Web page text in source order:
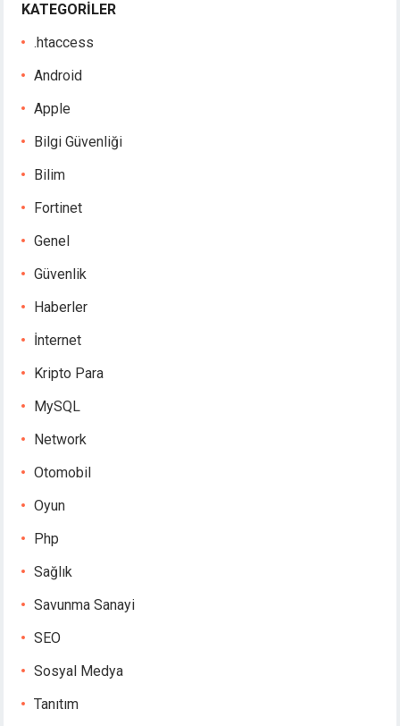
KATEGORILER
.htaccess
Android
Apple
Bilgi Güvenliği
Bilim
Fortinet
Genel
Güvenlik
Haberler
İnternet
Kripto Para
MySQL
Network
Otomobil
Oyun
Php
Sağlık
Savunma Sanayi
SEO
Sosyal Medya
Tanıtım